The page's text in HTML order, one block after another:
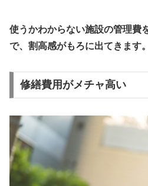
使うかわからない施設の管理費
で、割高感がもろに出てきます。
修繕費用がメチャ高い